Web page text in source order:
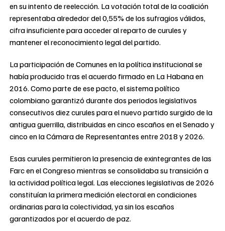
en su intento de reelección. La votación total de la coalición
representaba alrededor del 0,55% de los sufragios válidos,
cifra insuficiente para acceder al reparto de curules y
mantener el reconocimiento legal del partido.
La participación de Comunes en la política institucional se
había producido tras el acuerdo firmado en La Habana en
2016. Como parte de ese pacto, el sistema político
colombiano garantizó durante dos periodos legislativos
consecutivos diez curules para el nuevo partido surgido de la
antigua guerrilla, distribuidas en cinco escaños en el Senado y
cinco en la Cámara de Representantes entre 2018 y 2026.
Esas curules permitieron la presencia de exintegrantes de las
Farc en el Congreso mientras se consolidaba su transición a
la actividad política legal. Las elecciones legislativas de 2026
constituían la primera medición electoral en condiciones
ordinarias para la colectividad, ya sin los escaños
garantizados por el acuerdo de paz.